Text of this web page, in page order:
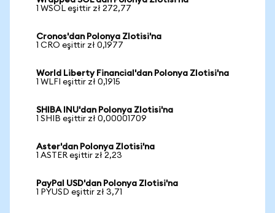
1 WSOL eşittir zł 272,77
Cronos'dan Polonya Zlotisi'na
1 CRO eşittir zł 0,1977
World Liberty Financial'dan Polonya Zlotisi'na
1 WLFI eşittir zł 0,1915
SHIBA INU'dan Polonya Zlotisi'na
1 SHIB eşittir zł 0,00001709
Aster'dan Polonya Zlotisi'na
1 ASTER eşittir zł 2,23
PayPal USD'dan Polonya Zlotisi'na
1 PYUSD eşittir zł 3,71